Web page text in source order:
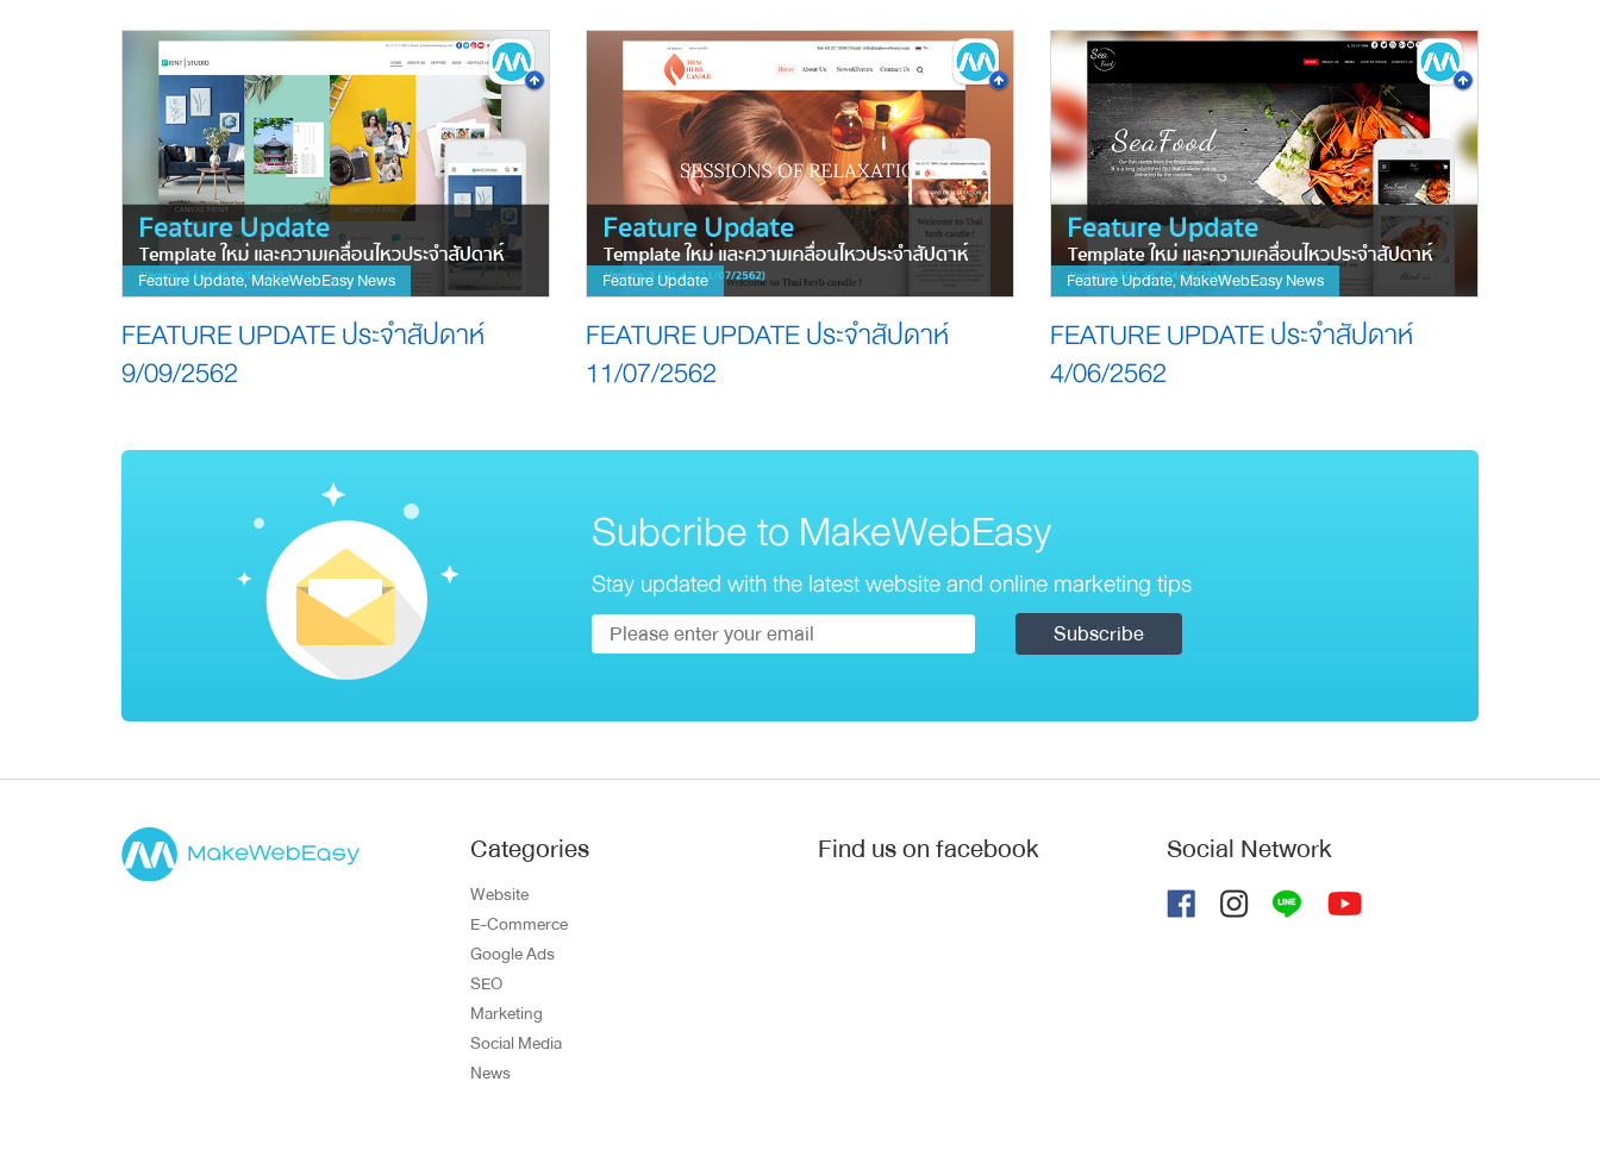
Feature Update,MakeWebEasy News
FEATURE UPDATE ประจำสัปดาห์
9/09/2562
Feature Update
FEATURE UPDATE ประจำสัปดาห์
11/07/2562
Feature Update,MakeWebEasy News
FEATURE UPDATE ประจำสัปดาห์
4/06/2562
Subcribe to MakeWebEasy
Stay updated with the latest website and online marketing tips
Categories
Website
E-Commerce
Google Ads
SEO
Marketing
Social Media
News
Find us on facebook Social Network